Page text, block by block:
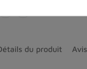
du produit